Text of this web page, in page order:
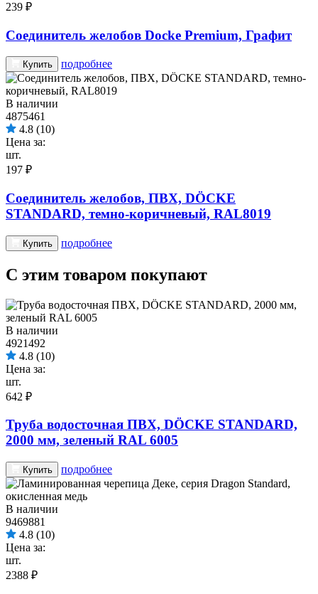
239 ₽
Соединитель желобов Docke Premium, Графит
Купить подробнее
В наличии
4875461
4.8 (10)
Цена за:
шт.
197 ₽
Соединитель желобов, ПВХ, DÖCKE
STANDARD, темно-коричневый, RAL8019
Купить подробнее
С этим товаром покупают
В наличии
4921492
4.8 (10)
Цена за:
шт.
642 ₽
Труба водосточная ПВХ, DÖCKE STANDARD,
2000 мм, зеленый RAL 6005
Купить подробнее
В наличии
9469881
4.8 (10)
Цена за:
шт.
2388 ₽